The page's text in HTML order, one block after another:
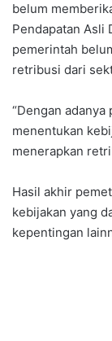
belum
Pendapatan Asli
pemerintah
retribusi dari
“Dengan
menentukan
menerapkan
Hasil akhir
kebijakan yang
kepentingan